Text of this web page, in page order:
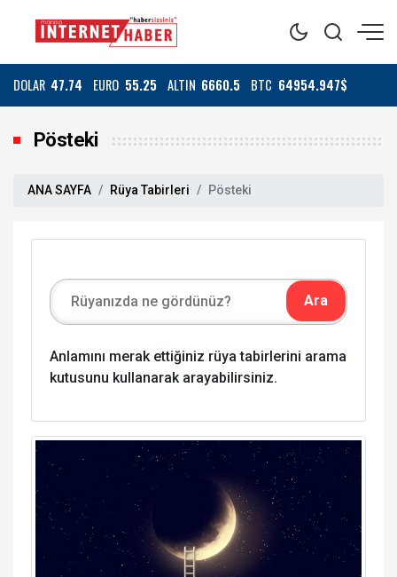
DOLAR 47.74 EURO 55.25 ALTIN 6660.5 BTC 64954.947$
Pösteki
ANA SAYFA Rüya Tabirleri Pösteki
Anlamını merak ettiğiniz rüya tabirlerini arama
kutusunu kullanarak arayabilirsiniz.